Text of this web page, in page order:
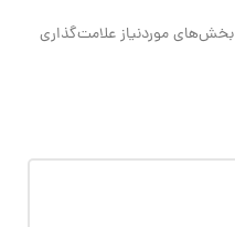
بخش‌های موردنیاز علامت‌گذاری